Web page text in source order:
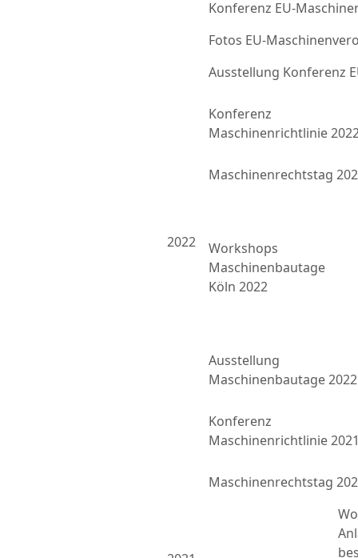
Konferenz EU-
Fotos EU-
Ausstellung Konferenz
2022
Konferenz
Maschinenrichtlinie
Maschinenrechtstag
Workshops
Maschinenbautage
Köln 2022
Ausstellung
Maschinenbautage 2022
Konferenz
Maschinenrichtlinie
Maschinenrechtstag